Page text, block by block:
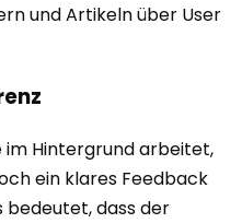
und Artikeln über User
im Hintergrund arbeitet,
ein klares Feedback
bedeutet, dass der